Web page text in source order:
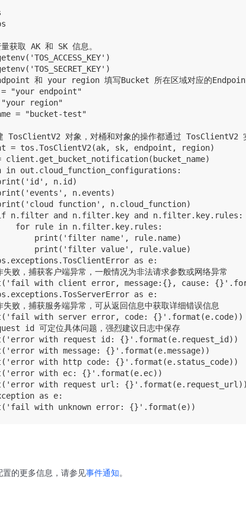
获取 AK 和 SK 信息。
和 your region 填写Bucket 所在区域对应的
"your endpoint"
region"
= "bucket-test"
TosClientV2 对象，对桶和对象的操作都通过 TosClientV2
= tos.TosClientV2(ak, sk, endpoint, region)
client.get_bucket_notification(bucket_name)
in out.cloud_function_configurations:
n.id)
n.events)
function', n.cloud_function)
n.filter and n.filter.key and n.filter.key.rules:
for rule in n.filter.key.rules:
print('filter name', rule.name)
print('filter value', rule.value)
as e:
败，捕获客户端异常，一般情况为非法请求参数或网络异常
with client error, message:{}, cause:
as e:
败，捕获服务端异常，可从返回信息中获取详细错误信息
with server error, code: {}'.format(e.code))
id 可定位具体问题，强烈建议日志中保存
with request id: {}'.format(e.request_id))
with message: {}'.format(e.message))
with http code: {}'.format(e.status_code))
with ec: {}'.format(e.ec))
with request url: {}'.format(e.request_url))
as e:
置的更多信息，请参见事件通知。